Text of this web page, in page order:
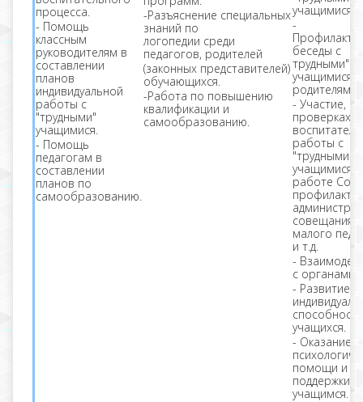
процесса.
- Помощь
классным
руководителям в
составлении
планов
индивидуальной
работы с
"трудными"
учащимися.
- Помощь
педагогам в
составлении
планов по
самообразованию.
-Разъяснение специальных
знаний по
логопедии среди
педагогов, родителей
(законных представителей)
обучающихся.
-Работа по повышению
квалификации и
самообразованию.
учащимися.
-
беседы с
трудными"
учащимися
родителями.
- Участие, в
проверках
работы с
"трудными"
учащимися,
работе
совещаниях,
малого
и т.д.
-
с органами.
- Развитие
учащихся.
- Оказание
помощи и
поддержки
учащимся.